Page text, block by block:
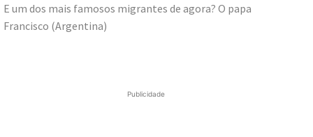
E um dos mais famosos migrantes de agora? O papa
Francisco (Argentina)
Publicidade